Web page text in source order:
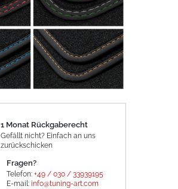
1 Monat Rückgaberecht
Gefällt nicht? Einfach an uns
zurückschicken
Fragen?
Telefon:+49 / 030 / 33939195
E-mail:info@tuning-art.com